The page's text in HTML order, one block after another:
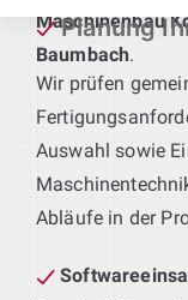
Maschinenbau
Baumbach.
Planung
Wir prüfen
Auswahl sowie
Abläufe in der